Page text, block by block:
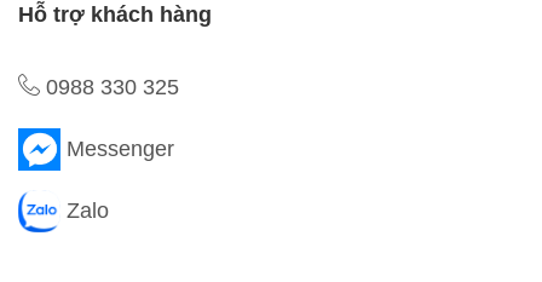
Hỗ trợ khách hàng
0988 330 325
Messenger
Zalo